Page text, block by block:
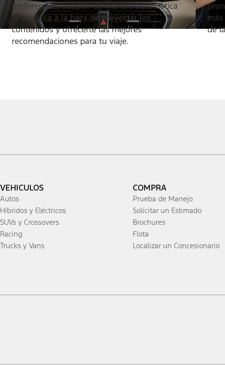
preferencias, adaptar de manera automática
la pantalla a la hora de proyectar los
contenidos y ofrecerte las mejores
recomendaciones para tu viaje.
de
VEHICULOS
Autos
Híbridos y Eléctricos
SUVs y Crossovers
Racing
Trucks y Vans
COMPRA
Prueba de Manejo
Solicitar un Estimado
Brochures
Flota
Localizar un Concesionario